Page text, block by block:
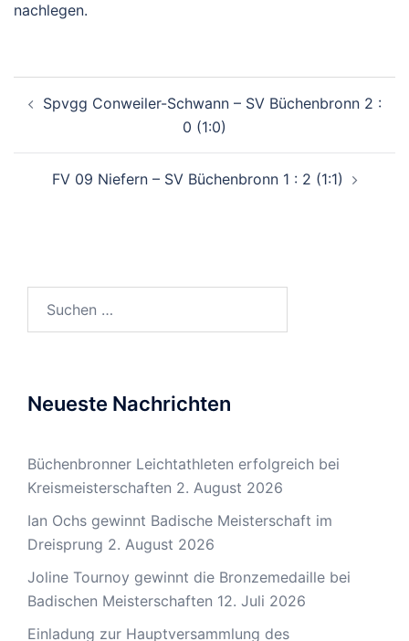
nachlegen.
Spvgg Conweiler-Schwann – SV Büchenbronn 2 :
0 (1:0)
FV 09 Niefern – SV Büchenbronn 1 : 2 (1:1)
Neueste Nachrichten
Büchenbronner Leichtathleten erfolgreich bei
Kreismeisterschaften 2. August 2026
Ian Ochs gewinnt Badische Meisterschaft im
Dreisprung 2. August 2026
Joline Tournoy gewinnt die Bronzemedaille bei
Badischen Meisterschaften 12. Juli 2026
Einladung zur Hauptversammlung des